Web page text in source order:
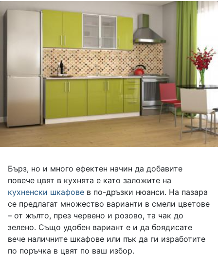
Бърз, но и много ефектен начин да добавите
повече цвят в кухнята е като заложите на
кухненски шкафове в по-дръзки нюанси. На пазара
се предлагат множество варианти в смели цветове
– от жълто, през червено и розово, та чак до
зелено. Също удобен вариант е и да боядисате
вече наличните шкафове или пък да ги изработите
по поръчка в цвят по ваш избор.